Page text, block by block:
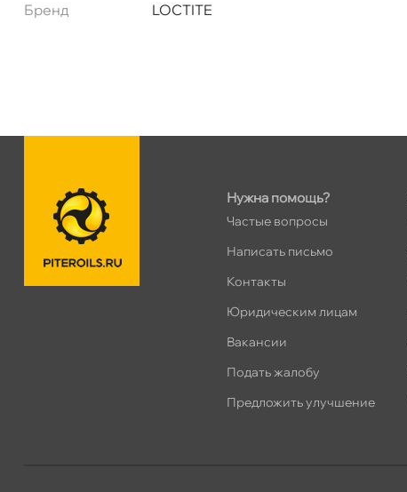
Бренд LOCTITE
Нужна помощь?
Частые вопросы
Написать письмо
Контакты
Юридическим лицам
акансии
Подать жалобу
Предложить улучшение